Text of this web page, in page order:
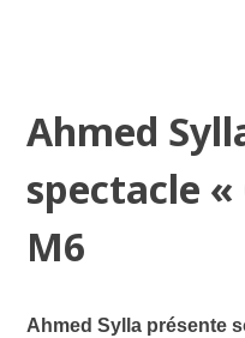
Ahmed
spectacle
M6
Ahmed Sylla présente